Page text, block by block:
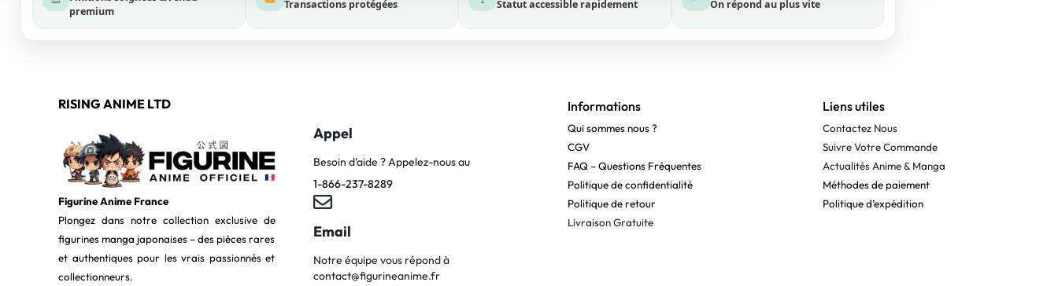
premium
Transactions protégées Statut accessible rapidement On répond au plus vite
RISING ANIME LTD
Figurine Anime France
Plongez dans notre collection exclusive de
figurines manga japonaises – des pièces rares
et authentiques pour les vrais passionnés et
collectionneurs.
Appel
Besoin d’aide ? Appelez-nous au
1-866-237-8289
Email
Notre équipe vous répond à
contact@figurineanime.fr
Informations
Qui sommes nous ?
CGV
FAQ – Questions Fréquentes
Politique de confidentialité
Politique de retour
Livraison Gratuite
Liens utiles
Contactez Nous
Suivre Votre Commande
Actualités Anime & Manga
Méthodes de paiement
Politique d’expédition